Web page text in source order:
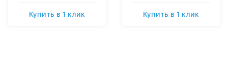
Купить в 1 клик Купить в 1 клик